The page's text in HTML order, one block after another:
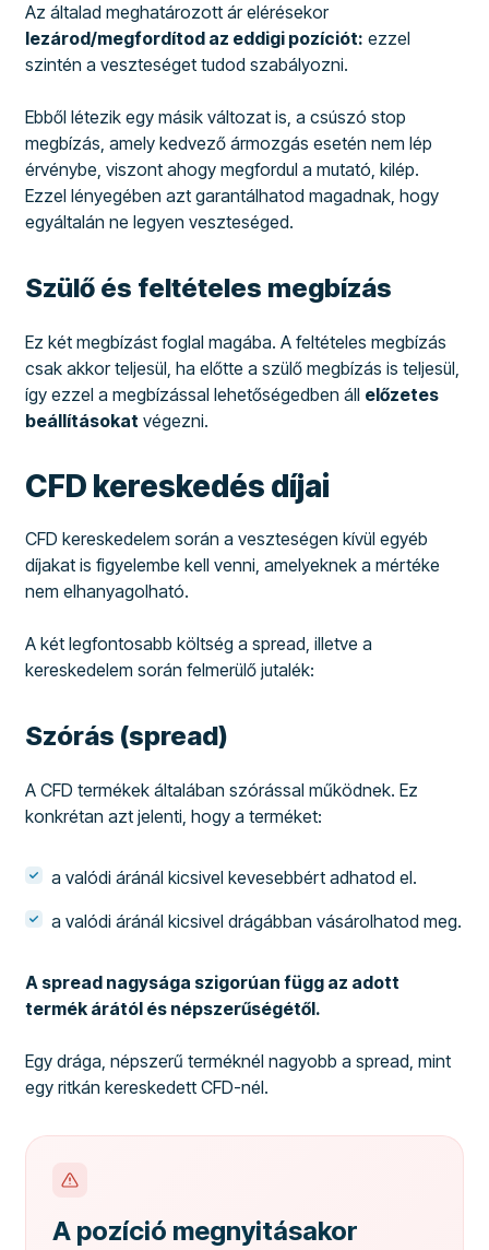
Az általad meghatározott ár elérésekor
lezárod/megfordítod az eddigi pozíciót: ezzel
szintén a veszteséget tudod szabályozni.
Ebből létezik egy másik változat is, a csúszó stop
megbízás, amely kedvező ármozgás esetén nem lép
érvénybe, viszont ahogy megfordul a mutató, kilép.
Ezzel lényegében azt garantálhatod magadnak, hogy
egyáltalán ne legyen veszteséged.
Szülő és feltételes megbízás
Ez két megbízást foglal magába. A feltételes megbízás
csak akkor teljesül, ha előtte a szülő megbízás is teljesül,
így ezzel a megbízással lehetőségedben áll előzetes
beállításokat végezni.
CFD kereskedés díjai
CFD kereskedelem során a veszteségen kívül egyéb
díjakat is figyelembe kell venni, amelyeknek a mértéke
nem elhanyagolható.
A két legfontosabb költség a spread, illetve a
kereskedelem során felmerülő jutalék:
Szórás (spread)
A CFD termékek általában szórással működnek. Ez
konkrétan azt jelenti, hogy a terméket:
a valódi áránál kicsivel kevesebbért adhatod el.
a valódi áránál kicsivel drágábban vásárolhatod meg.
A spread nagysága szigorúan függ az adott
termék árától és népszerűségétől.
Egy drága, népszerű terméknél nagyobb a spread, mint
egy ritkán kereskedett CFD-nél.
A pozíció megnyitásakor